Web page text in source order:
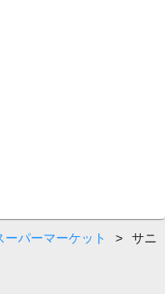
ーパーマーケット >
サニ